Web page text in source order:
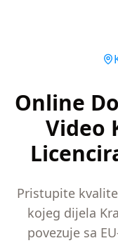
Online
Video
Pristupite
kojeg dijela
povezuje sa